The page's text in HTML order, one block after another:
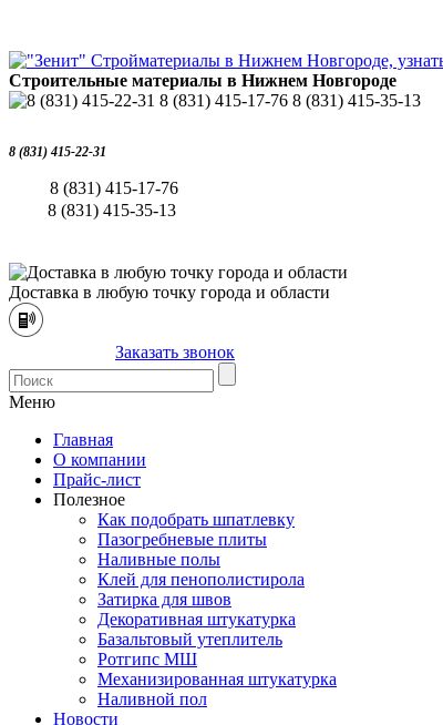
Строительные материалы в Нижнем Новгороде
8 (831) 415-22-31
8 (831) 415-17-76
8 (831) 415-35-13
Доставка в любую точку города и области
Заказать звонок
Меню
Главная
О компании
Прайс-лист
Полезное
Как подобрать шпатлевку
Пазогребневые плиты
Наливные полы
Клей для пенополистирола
Затирка для швов
Декоративная штукатурка
Базальтовый утеплитель
Ротгипс МШ
Механизированная штукатурка
Наливной пол
Новости